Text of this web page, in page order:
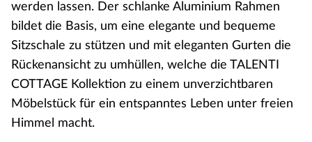
werden lassen. Der schlanke Aluminium Rahmen
bildet die Basis, um eine elegante und bequeme
Sitzschale zu stützen und mit eleganten Gurten die
Rückenansicht zu umhüllen, welche die TALENTI
COTTAGE Kollektion zu einem unverzichtbaren
Möbelstück für ein entspanntes Leben unter freien
Himmel macht.